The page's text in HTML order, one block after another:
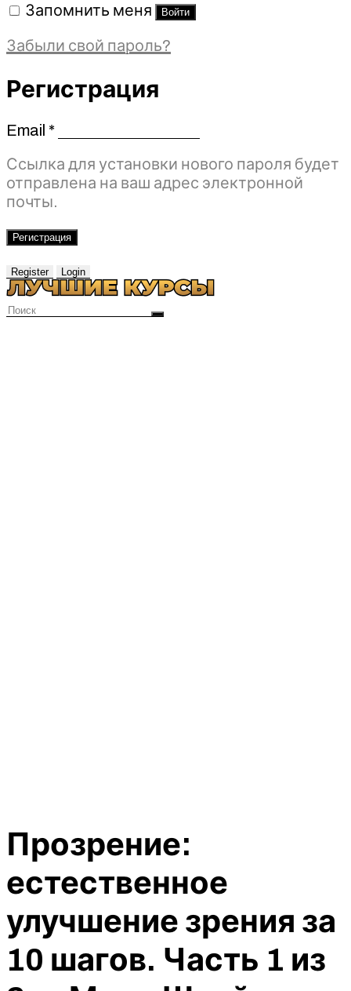
Запомнить меня Войти
Забыли свой пароль?
Регистрация
Email *Обязательно
Ссылка для установки нового пароля будет
отправлена ​​на ваш адрес электронной
почты.
Регистрация
Register Login
Прозрение:
естественное
улучшение зрения за
10 шагов. Часть 1 из